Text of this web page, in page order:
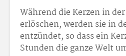
Während die Kerzen in
erlöschen, werden sie in
entzündet, so dass ein
Stunden die ganze Welt